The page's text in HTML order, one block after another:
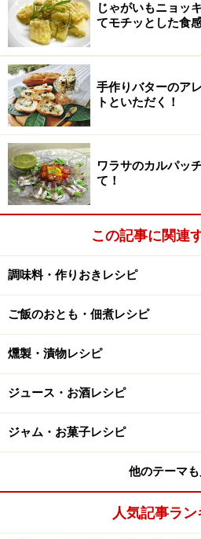
じゃがいもニョッ
てモチッとした食
手作りバターのア
トといただく！
ワラサのカルパッ
て！
この記事に関連
調味料・作りおきレシピ
ご飯のおとも・佃煮レシピ
燻製・漬物レシピ
ジュース・お酒レシピ
ジャム・お菓子レシピ
他のテーマ
人気記事ラ